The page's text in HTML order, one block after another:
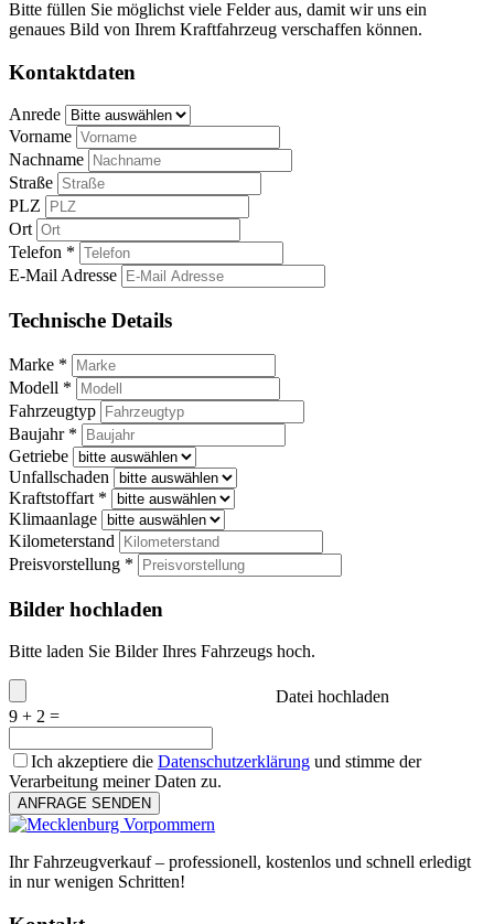
Bitte füllen Sie möglichst viele Felder aus, damit wir uns ein
genaues Bild von Ihrem Kraftfahrzeug verschaffen können.
Kontaktdaten
Anrede
Vorname
Nachname
Straße
PLZ
Ort
Telefon *
E-Mail Adresse
Technische Details
Marke *
Modell *
Fahrzeugtyp
Baujahr *
Getriebe
Unfallschaden
Kraftstoffart *
Klimaanlage
Kilometerstand
Preisvorstellung *
Bilder hochladen
Bitte laden Sie Bilder Ihres Fahrzeugs hoch.
Datei hochladen
9 + 2 =
Ich akzeptiere die Datenschutzerklärung und stimme der
Verarbeitung meiner Daten zu.
ANFRAGE SENDEN
Ihr Fahrzeugverkauf – professionell, kostenlos und schnell erledigt
in nur wenigen Schritten!